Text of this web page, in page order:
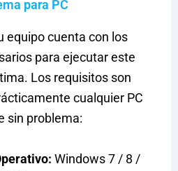
para PC
equipo cuenta con los
para ejecutar este
Los requisitos son
cualquier PC
sin problema:
Windows 7 / 8 /